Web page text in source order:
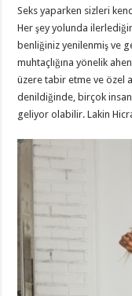
Seks yaparken sizleri
Her şey yolunda
benliğiniz yenilenmiş ve
muhtaçlığına yönelik
üzere tabir etme ve özel
denildiğinde, birçok
geliyor olabilir. Lakin